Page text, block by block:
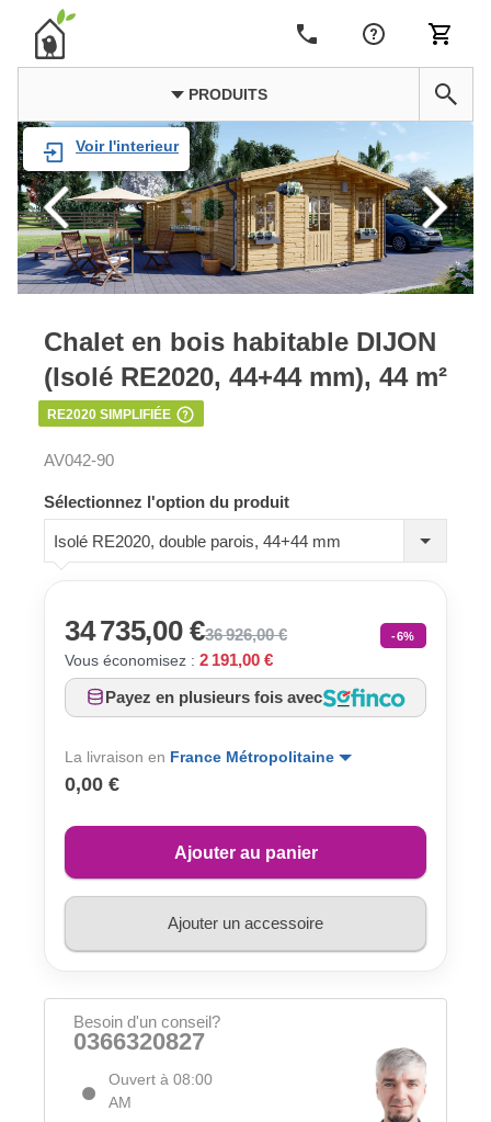
PRODUITS
Voir l'interieur
Chalet en bois habitable DIJON
(Isolé RE2020, 44+44 mm), 44 m²
RE2020 SIMPLIFIÉE
AV042-90
Sélectionnez l'option du produit
Isolé RE2020, double parois, 44+44 mm
34 735,00 €36 926,00 € -6%
Vous économisez : 2 191,00 €
Payez en plusieurs fois avec
La livraison en France Métropolitaine
0,00 €
Ajouter au panier
Ajouter un accessoire
Besoin d'un conseil?
0366320827
Ouvert à 08:00
AM